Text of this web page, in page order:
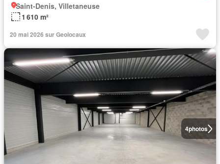
Saint-Denis, Villetaneuse
1 610 m²
20 mai 2026 sur Geolocaux
4photos